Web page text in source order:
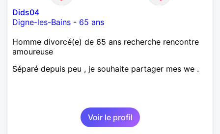
Dids04
Digne-les-Bains - 65 ans
Homme divorcé(e) de 65 ans recherche rencontre
amoureuse
Séparé depuis peu , je souhaite partager mes we .
Voir le profil